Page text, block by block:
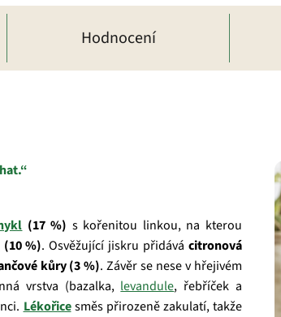
Hodnocení
(17 %) s kořenitou linkou, na kterou
(10 %). Osvěžující jiskru přidává citronová
kůry (3 %). Závěr se nese v hřejivém
vrstva (bazalka, levandule, řebříček a
Lékořicesměs přirozeně zakulatí, takže